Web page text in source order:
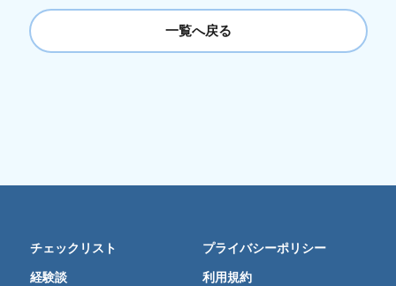
一覧へ戻る
チェックリスト
経験談
プライバシーポリシー
利用規約